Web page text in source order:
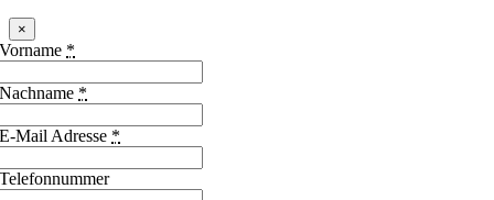
×
Vorname *
Nachname *
E-Mail Adresse *
Telefonnummer